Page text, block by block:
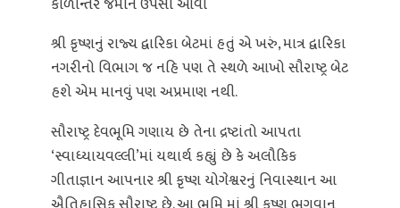
શ્રી કૃષ્ણનું રાજ્ય દ્વારિકા બેટમાં હતું એ ખરું, માત્ર દ્વારિકા
નગરીનો વિભાગ જ નહિ પણ તે સ્થળે આખો સૌરાષ્ટ્ર બેટ
હશે એમ માનવું પણ અપ્રમાણ નથી.
સૌરાષ્ટ્ર દેવભૂમિ ગણાય છે તેના દ્રષ્ટાંતો આપતા
‘સ્વાધ્યાયવલ્લી’માં યથાર્થ કહ્યું છે કે અલૌકિક
ગીતાજ્ઞાન આપનાર શ્રી કૃષ્ણ યોગેશ્વરનું નિવાસ્થાન આ